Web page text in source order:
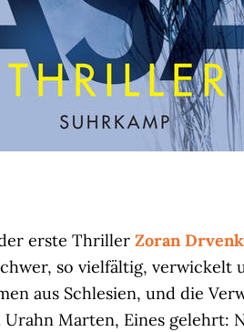
erste Thriller Zoran
so vielfältig, verwickelt
aus Schlesien, und die
Urahn Marten, Eines gelehrt: